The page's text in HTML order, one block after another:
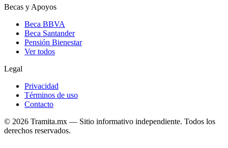
Becas y Apoyos
Beca BBVA
Beca Santander
Pensión Bienestar
Ver todos
Legal
Privacidad
Términos de uso
Contacto
© 2026 Tramita.mx — Sitio informativo independiente. Todos los
derechos reservados.